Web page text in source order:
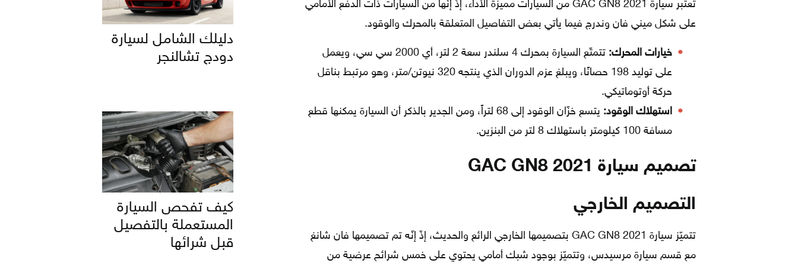
تعتبر سيارة GAC GN8 2021 من السيارات مميزة الأداء، إذّ إنّها من السيارات ذات الدفع الأمامي
على شكل ميني فان وندرج فيما يأتي بعض التفاصيل المتعلقة بالمحرك والوقود.
خيارات المحرك:
تتمتّع السيارة بمحرك 4 سلندر سعة 2 لتر، أي 2000 سي سي، ويعمل
على توليد 198 حصانًا، ويبلغ عزم الدوران الذي ينتجه 320 نيوتن/متر، وهو مرتبط بناقل
حركة أوتوماتيكي.
استهلاك الوقود:
يتسع خزّان الوقود إلى 68 لتراً، ومن الجدير بالذكر أن السيارة يمكنها قطع
مسافة 100 كيلومتر باستهلاك 8 لتر من البنزين.
تصميم سيارة GAC GN8 2021
التصميم الخارجي
تتميّز سيارة GAC GN8 2021 بتصميمها الخارجي الرائع والحديث، إذّ إنّه تم تصميمها فان شانغ
مع قسم سيارة مرسيدس، وتتميّز بوجود شبك أمامي يحتوي على خمس شرائح عرضية من
دليلك الشامل لسيارة
دودج تشالنجر
كيف تفحص السيارة
المستعملة بالتفصيل
قبل شرائها